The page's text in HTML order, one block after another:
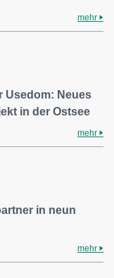
mehr
Usedom: Neues
in der Ostsee
mehr
in neun
mehr